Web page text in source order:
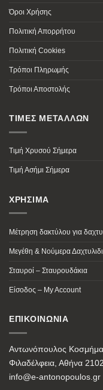
Όροι Χρήσης
Πολιτική Απορρήτου
Πολιτική Cookies
Τρόποι Πληρωμής
Τρόποι Αποστολής
ΤΙΜΕΣ ΜΕΤΑΛΛΩΝ
Τιμή Χρυσού Σήμερα
Τιμή Ασήμι Σήμερα
ΧΡΗΣΙΜΑ
Μέτρηση δακτύλου για
Μεγέθη & Νούμερα
Σταυροί – Σταυρουδάκια
Είσοδος – My Account
ΕΠΙΚΟΙΝΩΝΙΑ
Αντωνόπουλος
Φιλαδέλφεια, Αθήνα
info@e-antonopoulos.gr